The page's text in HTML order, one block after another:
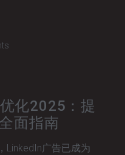
化2025：提
面指南
LinkedIn广告已成为